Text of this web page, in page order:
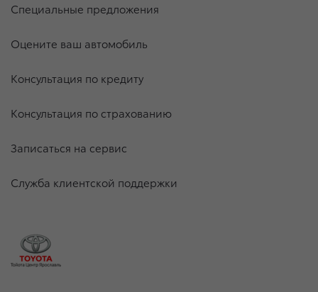
Специальные предложения
Оцените ваш автомобиль
Консультация по кредиту
Консультация по страхованию
Записаться на сервис
Служба клиентской поддержки